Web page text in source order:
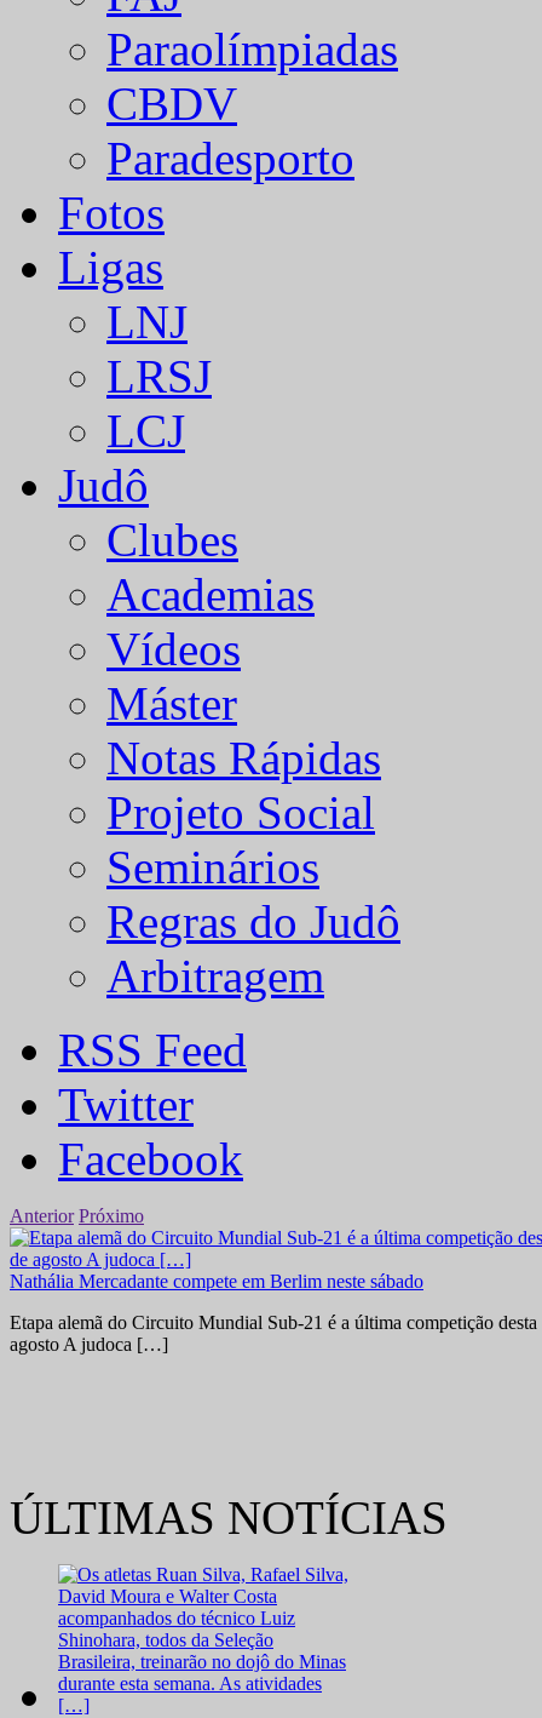
Paraolímpiadas
CBDV
Paradesporto
Fotos
Ligas
LNJ
LRSJ
LCJ
Judô
Clubes
Academias
Vídeos
Máster
Notas Rápidas
Projeto Social
Seminários
Regras do Judô
Arbitragem
RSS Feed
Twitter
Facebook
Anterior Próximo
Nathália Mercadante compete em Berlim neste sábado
Etapa alemã do Circuito Mundial Sub-21 é a última competição
agosto A judoca […]
ÚLTIMAS NOTÍCIAS